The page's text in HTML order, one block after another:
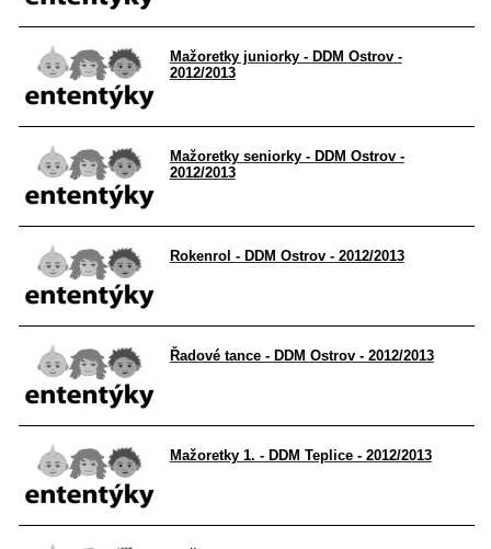
Mažoretky juniorky - DDM Ostrov -
2012/2013
Mažoretky seniorky - DDM Ostrov -
2012/2013
Rokenrol - DDM Ostrov - 2012/2013
Řadové tance - DDM Ostrov - 2012/2013
Mažoretky 1. - DDM Teplice - 2012/2013